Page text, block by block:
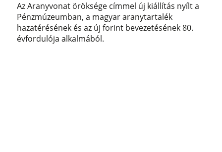
Az Aranyvonat öröksége címmel új kiállítás nyílt a
Pénzmúzeumban, a magyar aranytartalék
hazatérésének és az új forint bevezetésének 80.
évfordulója alkalmából.